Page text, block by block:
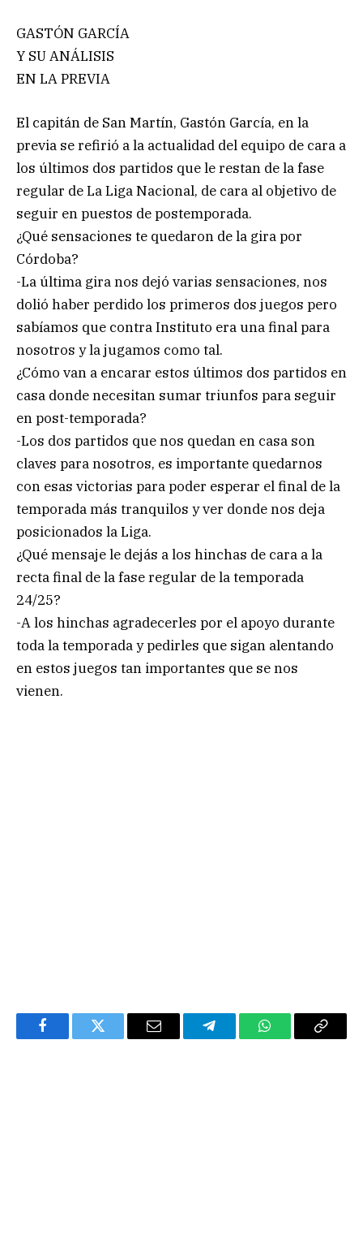
GASTÓN GARCÍA
Y SU ANÁLISIS
EN LA PREVIA
El capitán de San Martín, Gastón García, en la
previa se refirió a la actualidad del equipo de cara a
los últimos dos partidos que le restan de la fase
regular de La Liga Nacional, de cara al objetivo de
seguir en puestos de postemporada.
¿Qué sensaciones te quedaron de la gira por
Córdoba?
-La última gira nos dejó varias sensaciones, nos
dolió haber perdido los primeros dos juegos pero
sabíamos que contra Instituto era una final para
nosotros y la jugamos como tal.
¿Cómo van a encarar estos últimos dos partidos en
casa donde necesitan sumar triunfos para seguir
en post-temporada?
-Los dos partidos que nos quedan en casa son
claves para nosotros, es importante quedarnos
con esas victorias para poder esperar el final de la
temporada más tranquilos y ver donde nos deja
posicionados la Liga.
¿Qué mensaje le dejás a los hinchas de cara a la
recta final de la fase regular de la temporada
24/25?
-A los hinchas agradecerles por el apoyo durante
toda la temporada y pedirles que sigan alentando
en estos juegos tan importantes que se nos
vienen.
FacebookTwitter Email TelegramWhatsAppCopy